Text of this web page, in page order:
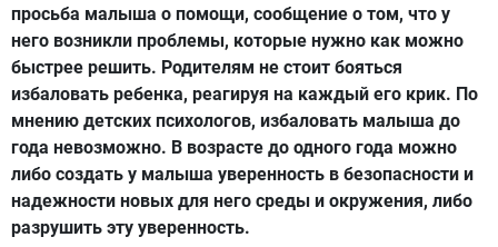
просьба малыша о помощи, сообщение о том, что у
него возникли проблемы, которые нужно как можно
быстрее решить. Родителям не стоит бояться
избаловать ребенка, реагируя на каждый его крик. По
мнению детских психологов, избаловать малыша до
года невозможно. В возрасте до одного года можно
либо создать у малыша уверенность в безопасности и
надежности новых для него среды и окружения, либо
разрушить эту уверенность.